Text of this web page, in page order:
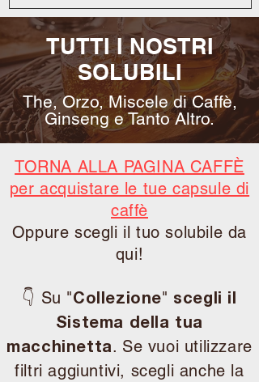
TUTTI I NOSTRI
SOLUBILI
The, Orzo, Miscele di Caffè,
Ginseng e Tanto Altro.
TORNA ALLA PAGINA CAFFÈ
per acquistare le tue capsule di
caffè
Oppure scegli il tuo solubile da
qui!
👇 Su "Collezione" scegli il
Sistema della tua
macchinetta. Se vuoi utilizzare
filtri aggiuntivi, scegli anche la